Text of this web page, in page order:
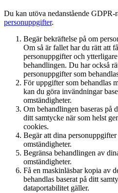
Du kan utöva nedanstående GDPR-
personuppgifter.
Begär bekräftelse på om
Om så är fallet har du rätt att
personuppgifter och
behandlingen. Du har också
personuppgifter som
För uppgifter som behandlas
kan du göra invändningar
omständigheter.
Om behandlingen baseras på
ditt samtycke när som helst
cookies.
Begär att dina personuppgifter
omständigheter.
Begränsa behandlingen av
omständigheter.
Få en maskinläsbar kopia av
behandlas baserat på ditt
dataportabilitet gäller.